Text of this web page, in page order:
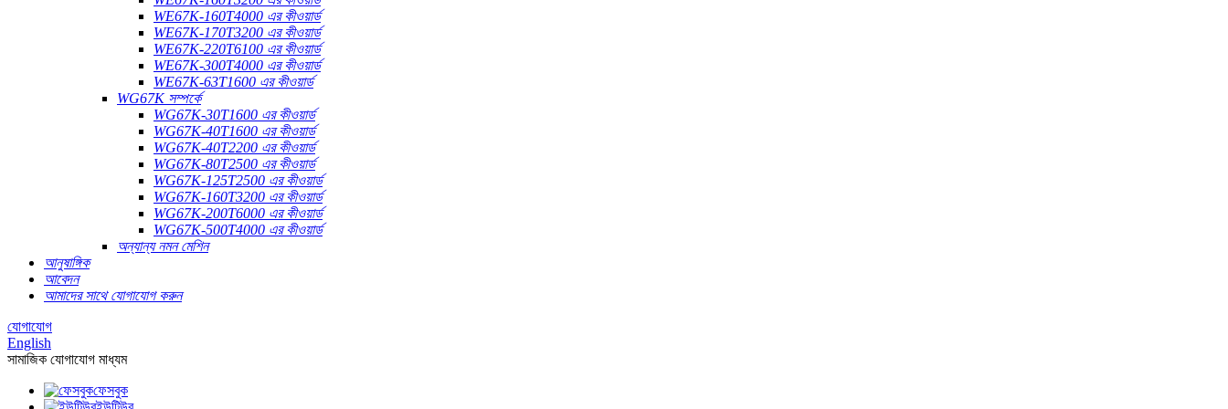
WE67K-160T4000 এর কীওয়ার্ড
WE67K-170T3200 এর কীওয়ার্ড
WE67K-220T6100 এর কীওয়ার্ড
WE67K-300T4000 এর কীওয়ার্ড
WE67K-63T1600 এর কীওয়ার্ড
WG67K সম্পর্কে
WG67K-30T1600 এর কীওয়ার্ড
WG67K-40T1600 এর কীওয়ার্ড
WG67K-40T2200 এর কীওয়ার্ড
WG67K-80T2500 এর কীওয়ার্ড
WG67K-125T2500 এর কীওয়ার্ড
WG67K-160T3200 এর কীওয়ার্ড
WG67K-200T6000 এর কীওয়ার্ড
WG67K-500T4000 এর কীওয়ার্ড
অন্যান্য নমন মেশিন
আনুষাঙ্গিক
আবেদন
আমাদের সাথে যোগাযোগ করুন
যোগাযোগ
English
সামাজিক যোগাযোগ মাধ্যম
ফেসবুক